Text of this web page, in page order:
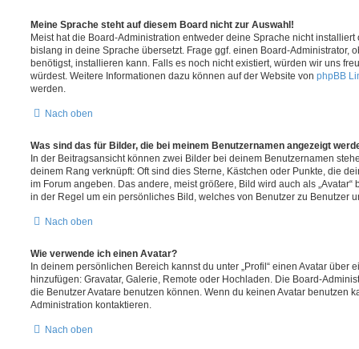
Meine Sprache steht auf diesem Board nicht zur Auswahl!
Meist hat die Board-Administration entweder deine Sprache nicht
bislang in deine Sprache übersetzt. Frage ggf. einen Board-Administrator,
benötigst, installieren kann. Falls es noch nicht existiert, würden wir uns
würdest. Weitere Informationen dazu können auf der Website von phpBB
werden.
Nach oben
Was sind das für Bilder, die bei meinem Benutzernamen angezeigt
In der Beitragsansicht können zwei Bilder bei deinem Benutzernamen
deinem Rang verknüpft: Oft sind dies Sterne, Kästchen oder Punkte, die
im Forum angeben. Das andere, meist größere, Bild wird auch als
in der Regel um ein persönliches Bild, welches von Benutzer zu Benutzer
Nach oben
Wie verwende ich einen Avatar?
In deinem persönlichen Bereich kannst du unter „Profil“ einen Avatar über
hinzufügen: Gravatar, Galerie, Remote oder Hochladen. Die Board-
die Benutzer Avatare benutzen können. Wenn du keinen Avatar benutzen
Administration kontaktieren.
Nach oben